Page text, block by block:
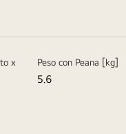
x
Peso con Peana [kg]
5.6